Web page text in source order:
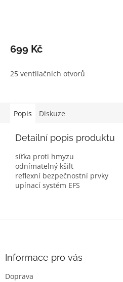
699 Kč
25 ventilačních otvorů
Popis Diskuze
Detailní popis produktu
síťka proti hmyzu
odnímatelný kšilt
reflexní bezpečnostní prvky
upínací systém EFS
Informace pro vás
Doprava